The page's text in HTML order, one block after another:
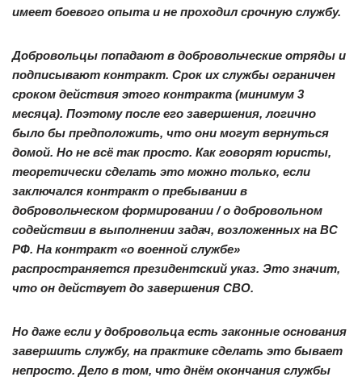
имеет боевого опыта и не проходил срочную службу.
Добровольцы попадают в добровольческие отряды и
подписывают контракт. Срок их службы ограничен
сроком действия этого контракта (минимум 3
месяца). Поэтому после его завершения, логично
было бы предположить, что они могут вернуться
домой. Но не всё так просто. Как говорят юристы,
теоретически сделать это можно только, если
заключался контракт о пребывании в
добровольческом формировании / о добровольном
содействии в выполнении задач, возложенных на ВС
РФ. На контракт «о военной службе»
распространяется президентский указ. Это значит,
что он действует до завершения СВО.
Но даже если у добровольца есть законные основания
завершить службу, на практике сделать это бывает
непросто. Дело в том, что днём окончания службы